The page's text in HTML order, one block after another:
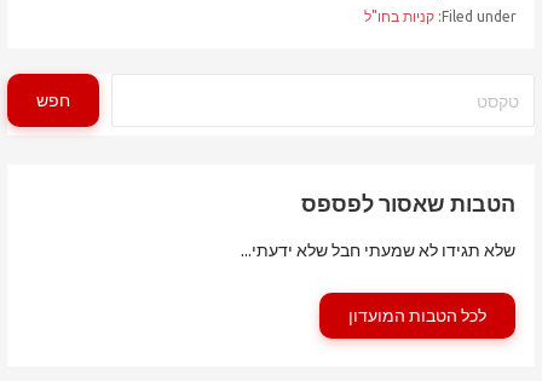
Filed under:
קניות בחו"ל
חפש
הטבות שאסור לפספס
שלא תגידו לא שמעתי חבל שלא ידעתי...
לכל הטבות המועדון